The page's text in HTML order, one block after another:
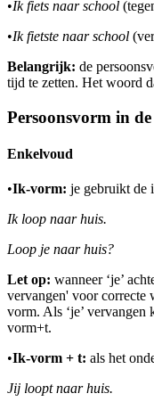
•Ik fiets naar school
•Ik fietste naar school
Belangrijk: de
tijd te zetten. Het woord
Persoonsvorm in
Enkelvoud
•Ik-vorm: je gebruikt de
Ik loop naar huis.
Loop je naar huis?
Let op: wanneer ‘je’
vervangen' voor correcte
vorm. Als ‘je’ vervangen
vorm+t.
•Ik-vorm + t: als het
Jij loopt naar huis.